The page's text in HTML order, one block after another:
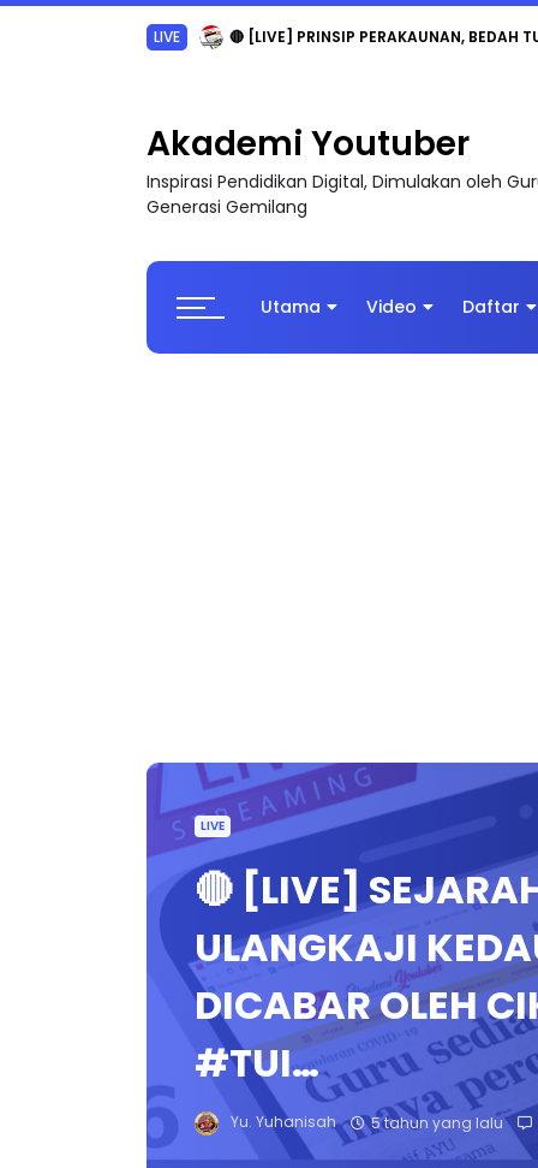
TRANSFORMASI DIGITAL GURU SIRI 7 :
Akademi Youtuber
Inspirasi Pendidikan Digital, Dimulakan oleh
Generasi Gemilang
Utama Video Daftar
LIVE
🔴 [LIVE]
ULANGKAJI
DICABAR OLEH
#TUI…
Yu. Yuhanisah 5 tahun yang lalu